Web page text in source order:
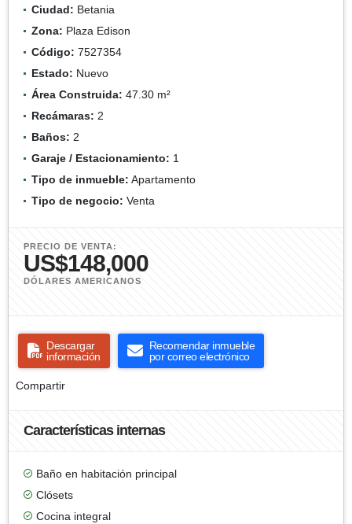
Ciudad: Betania
Zona: Plaza Edison
Código: 7527354
Estado: Nuevo
Área Construida: 47.30 m²
Recámaras: 2
Baños: 2
Garaje / Estacionamiento: 1
Tipo de inmueble: Apartamento
Tipo de negocio: Venta
PRECIO DE VENTA:
US$148,000
DÓLARES AMERICANOS
Descargar
información
Recomendar inmueble
por correo electrónico
Compartir
Características internas
Baño en habitación principal
Clósets
Cocina integral